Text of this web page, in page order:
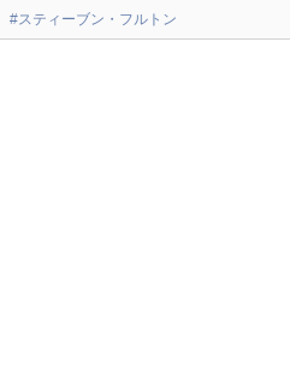
#スティーブン・フルトン